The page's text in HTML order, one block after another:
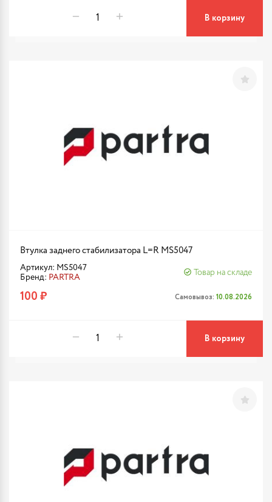
В корзину
Втулка заднего стабилизатора L=R MS5047
Артикул: MS5047
Бренд: PARTRA
Товар на складе
100 ₽ Самовывоз: 10.08.2026
В корзину